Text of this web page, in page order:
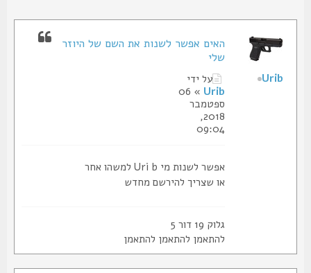
האים אפשר לשנות את השם של היוזר
על ידי
» 06
ספטמבר
2018,
09:04
אפשר לשנות מי Uri b למשהו אחר
או שצריך להירשם מחדש
להתאמן להתאמן להתאמן